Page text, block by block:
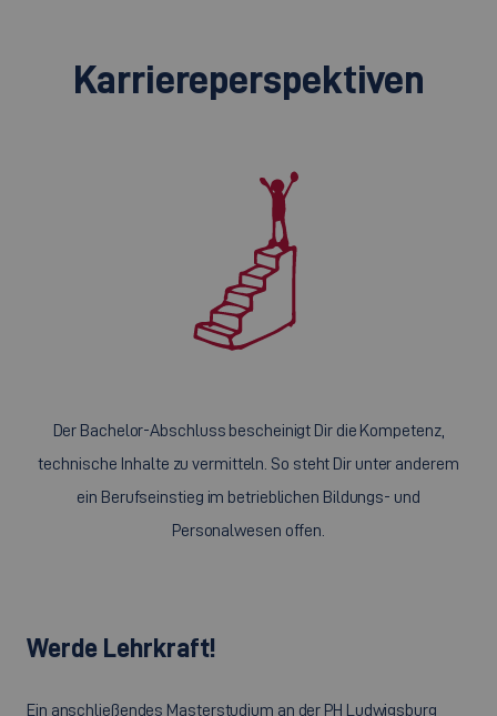
Karriereperspektiven
Der Bachelor-Abschluss bescheinigt Dir die Kompetenz,
technische Inhalte zu vermitteln. So steht Dir unter anderem
ein Berufseinstieg im betrieblichen Bildungs- und
Personalwesen offen.
Werde Lehrkraft!
Ein anschließendes Masterstudium an der PH Ludwigsburg